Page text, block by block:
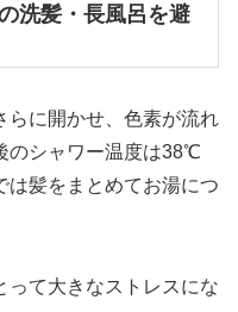
洗髪・長風呂を避
らに開かせ、色素が流れ
のシャワー温度は38℃
は髪をまとめてお湯につ
って大きなストレスにな